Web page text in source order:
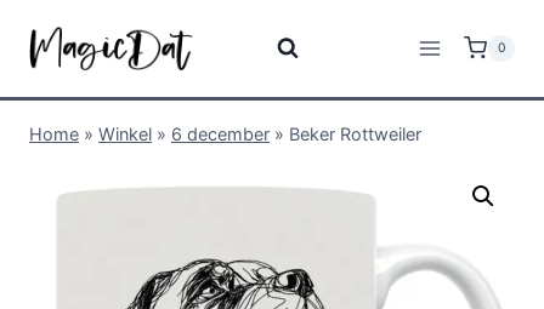
0
Home » Winkel » 6 december » Beker Rottweiler